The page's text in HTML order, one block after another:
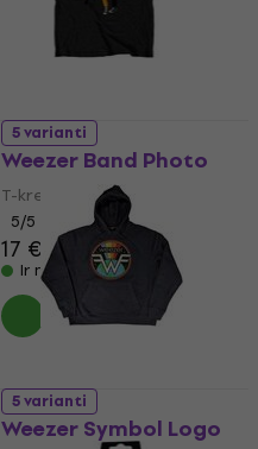
5 varianti
Weezer Band Photo
T-krekls
5/5
17 € 18,10 €
Ir noliktavā
5 varianti
Weezer Symbol Logo